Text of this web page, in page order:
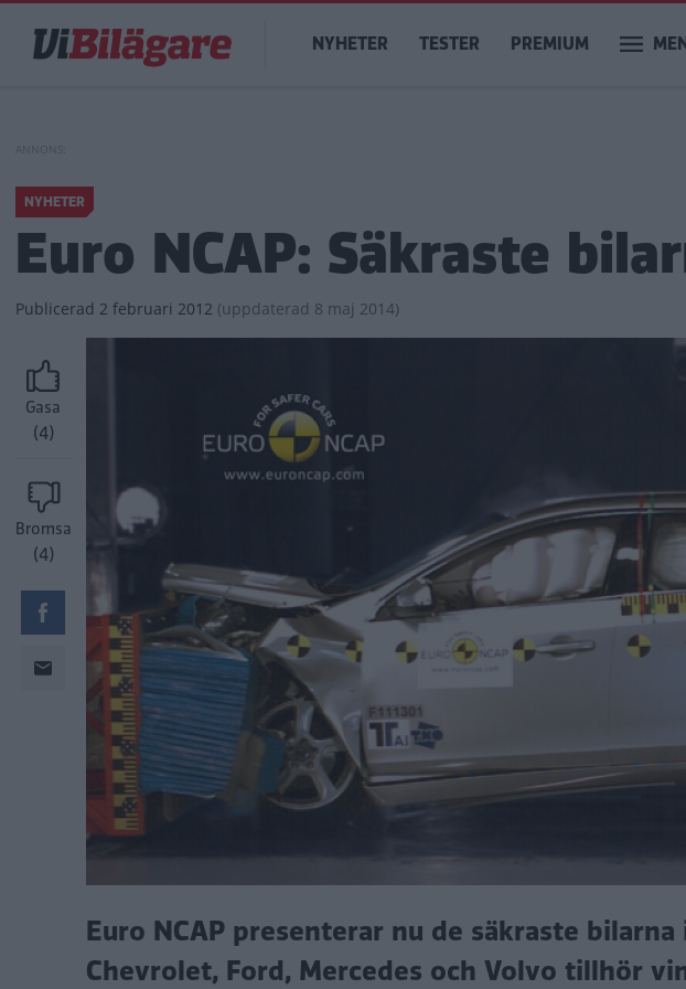
huvudinnehåll
Main
navigation
NYHETER TESTER PREMIUM
NYHETER
Euro NCAP: Säkraste
Publicerad 2 februari 2012 (uppdaterad 8 maj 2014)
Gasa
(4)
Bromsa
(4)
Euro NCAP presenterar nu de säkraste
Chevrolet, Ford, Mercedes och Volvo tillhör